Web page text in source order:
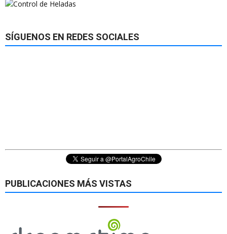
SÍGUENOS EN REDES SOCIALES
PUBLICACIONES MÁS VISTAS